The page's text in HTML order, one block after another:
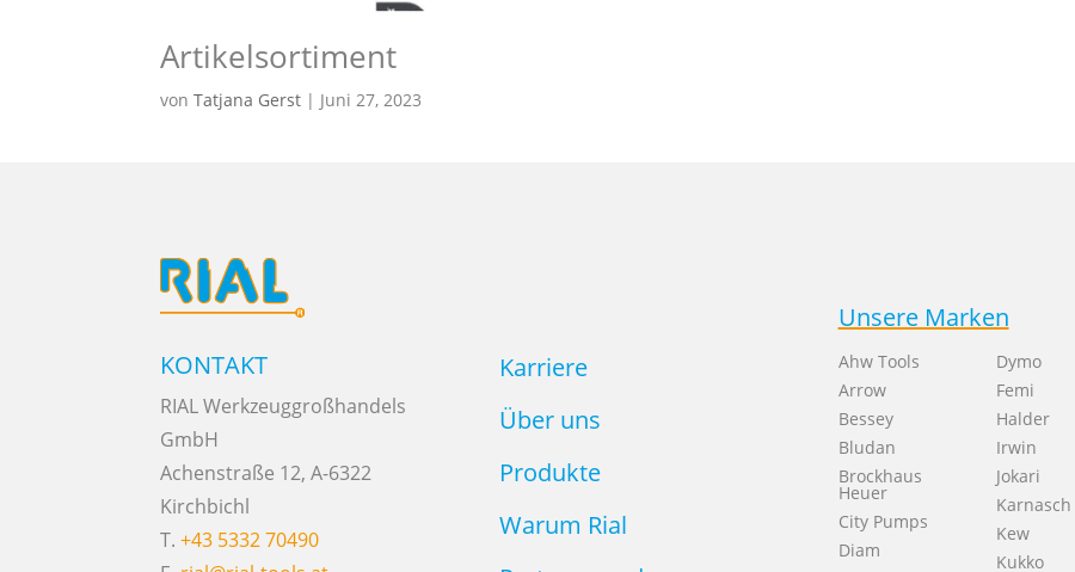
Artikelsortiment
vonTatjana Gerst | Juni 27, 2023
KONTAKT
RIAL Werkzeuggroßhandels
GmbH
Achenstraße 12, A-6322
Kirchbichl
T.+43 5332 70490
Karriere
Über uns
Produkte
Warum Rial
Unsere Marken
Ahw Tools
Arrow
Bessey
Bludan
Brockhaus
Heuer
City Pumps
Diam
Dymo
Femi
Halder
Irwin
Jokari
Karnasch
Kew
Kukko